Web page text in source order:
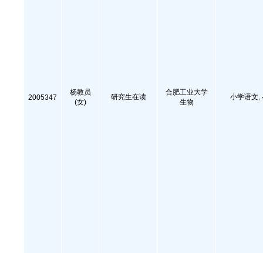
2005347
杨教员
(女)
研究生在读
合肥工业大学
生物
小学语文,